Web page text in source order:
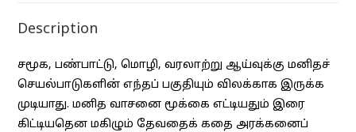
Description
சமூக, பண்பாட்டு, மொழி, வரலாற்று ஆய்வுக்கு மனிதச்
செயல்பாடுகளின் எந்தப் பகுதியும் விலக்காக இருக்க
முடியாது. மனித வாசனை மூக்கை எட்டியதும் இரை
கிட்டியதென மகிழும் தேவதைக் கதை அரக்கனைப்